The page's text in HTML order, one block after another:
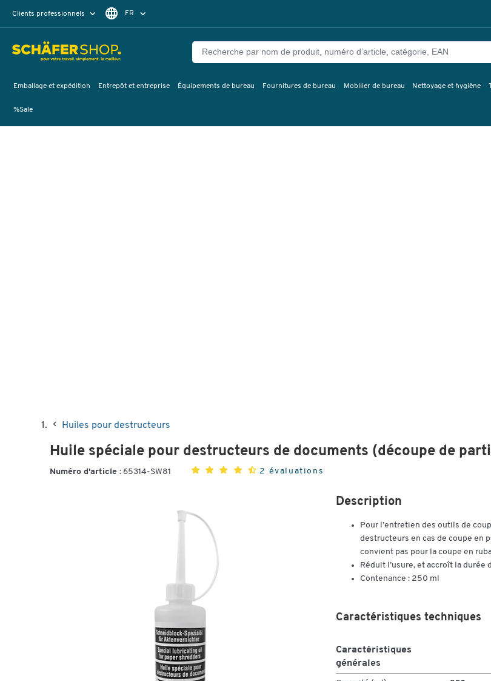
Clients professionnels FR
Emballage et expédition Entrepôt et entreprise Équipements de bureau Fournitures de bureau Mobilier de bureau Nettoyage et hygiène
%Sale
Huiles pour destructeurs
Huile spéciale pour destructeurs de documents (découpe de
Numéro d'article : 65314-SW81 2 évaluations
Description
Pour l’entretien des outils de
destructeurs en cas de coupe en
convient pas pour la coupe en
Réduit l’usure, et accroît la durée
Contenance : 250 ml
Caractéristiques techniques
Caractéristiques
générales